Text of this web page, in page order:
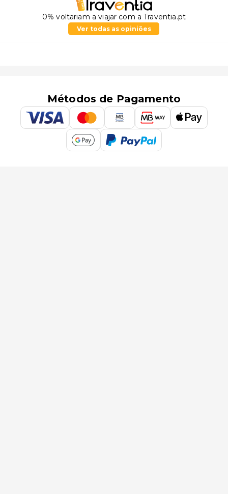
0% voltariam a viajar com a Traventia.pt
Ver todas as opiniões
Métodos de Pagamento